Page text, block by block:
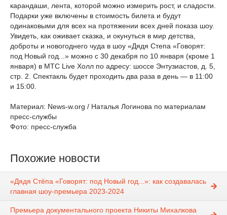
карандаши, лента, которой можно измерить рост, и сладости.
Подарки уже включены в стоимость билета и будут
одинаковыми для всех на протяжении всех дней показа шоу.
Увидеть, как оживает сказка, и окунуться в мир детства,
доброты и новогоднего чуда в шоу «Дядя Степа «Говорят:
под Новый год...» можно с 30 декабря по 10 января (кроме 1
января) в МТС Live Холл по адресу: шоссе Энтузиастов, д. 5,
стр. 2. Спектакль будет проходить два раза в день — в 11:00
и 15:00.
Материал: News-w.org / Наталья Логинова по материалам
пресс-службы
Фото: пресс-служба
Похожие новости
«Дядя Стёпа «Говорят: под Новый год...»: как создавалась
главная шоу-премьера 2023-2024
Премьера документального проекта Никиты Михалкова